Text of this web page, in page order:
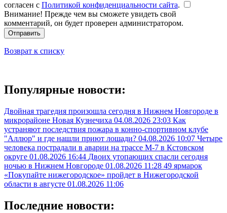
согласен с Политикой конфиденциальности сайта.
Внимание! Прежде чем вы сможете увидеть свой
комментарий, он будет проверен администратором.
Отправить
Возврат к списку
Популярные новости:
Двойная трагедия произошла сегодня в Нижнем Новгороде в
микрорайоне Новая Кузнечиха 04.08.2026 23:03 Как
устраняют последствия пожара в конно-спортивном клубе
"Аллюр" и где нашли приют лошади? 04.08.2026 10:07 Четыре
человека пострадали в аварии на трассе М-7 в Кстовском
округе 01.08.2026 16:44 Двоих утопающих спасли сегодня
ночью в Нижнем Новгороде 01.08.2026 11:28 49 ярмарок
«Покупайте нижегородское» пройдет в Нижегородской
области в августе 01.08.2026 11:06
Последние новости: